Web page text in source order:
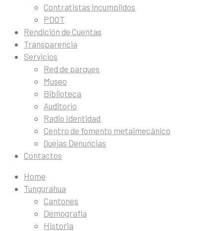
Contratistas incumplidos
PDOT
Rendición de Cuentas
Transparencia
Servicios
Red de parques
Museo
Biblioteca
Auditorio
Radio Identidad
Centro de fomento metalmecánico
Quejas Denuncias
Contactos
Home
Tungurahua
Cantones
Demografía
Historia